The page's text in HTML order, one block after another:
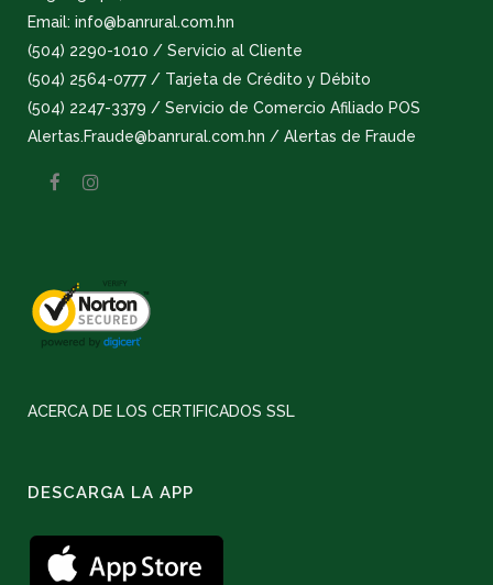
Email: info@banrural.com.hn
(504) 2290-1010 / Servicio al Cliente
(504) 2564-0777 / Tarjeta de Crédito y Débito
(504) 2247-3379 / Servicio de Comercio Afiliado POS
Alertas.Fraude@banrural.com.hn / Alertas de Fraude
ACERCA DE LOS CERTIFICADOS SSL
DESCARGA LA APP